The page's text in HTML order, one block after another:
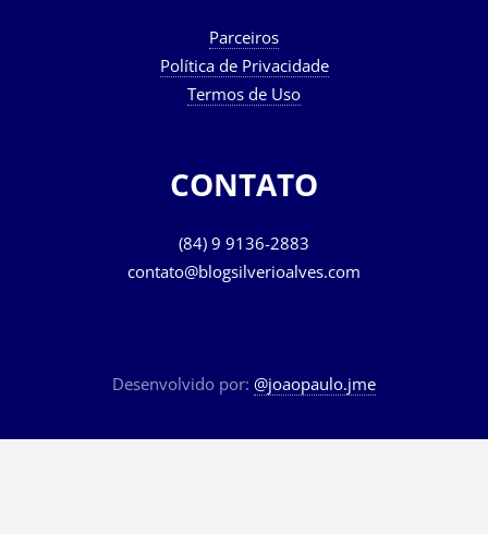
Parceiros
Política de Privacidade
Termos de Uso
CONTATO
(84) 9 9136-2883
contato@blogsilverioalves.com
Desenvolvido por: @joaopaulo.jme